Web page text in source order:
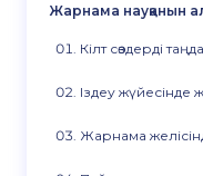
Жарнама науқанын
Кілт сөздерді
Іздеу
Жарнама